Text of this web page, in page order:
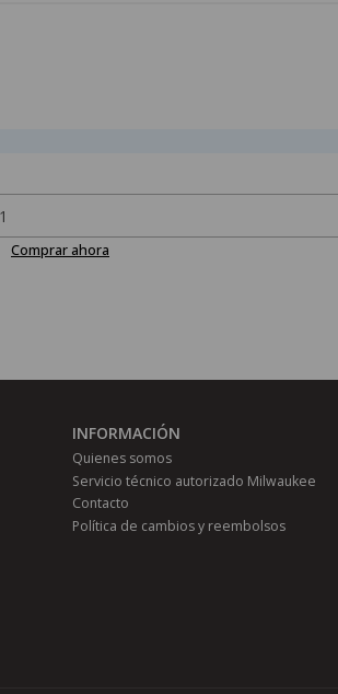
Comprar ahora
INFORMACIÓN
Quienes somos
Servicio técnico autorizado Milwaukee
Contacto
Política de cambios y reembolsos